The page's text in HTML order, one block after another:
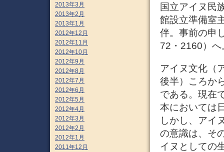
国立アイヌ民
館設立準備室
伴。事前の申
72・2160）へ
アイヌ文化（
後半）ころか
である。現在
本においては
しかし、アイ
の意識は、そ
イヌとしての
2013年3月
2013年2月
2013年1月
2012年12月
2012年11月
2012年10月
2012年9月
2012年8月
2012年7月
2012年6月
2012年5月
2012年4月
2012年3月
2012年2月
2012年1月
2011年12月